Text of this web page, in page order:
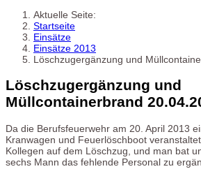
Aktuelle Seite:
Startseite
Einsätze
Einsätze 2013
Löschzugergänzung und
Löschzugergänzung und
Müllcontainerbrand
Da die Berufsfeuerwehr am 20. April 2013
Kranwagen und Feuerlöschboot
Kollegen auf dem Löschzug, und man bat
sechs Mann das fehlende Personal zu